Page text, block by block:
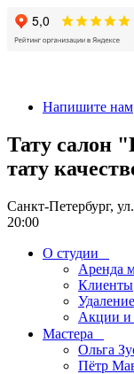
Напишите нам
Тату салон
тату
Санкт-Петербург,
20:00
О студии
Аренда
Клиенты
Акции и
Мастера
Ольга
Пётр